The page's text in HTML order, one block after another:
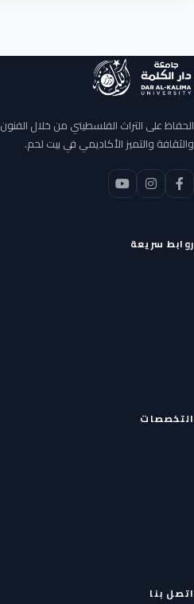
الحفاظ على التراث الفلسطيني من خلال الفنون
والثقافة والتميز الأكاديمي في بيت لحم.
روابط سريعة
التخصصات
اتصل بنا